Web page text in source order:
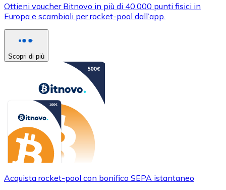
Ottieni voucher Bitnovo in più di 40.000 punti fisici in
Europa e scambiali per rocket-pool dall’app.
Scopri di più
Acquista rocket-pool con bonifico SEPA istantaneo